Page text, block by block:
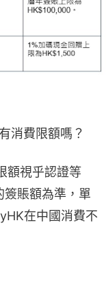
消費限額嗎？
額視乎認證等
賬額為準，單
在中國消費不